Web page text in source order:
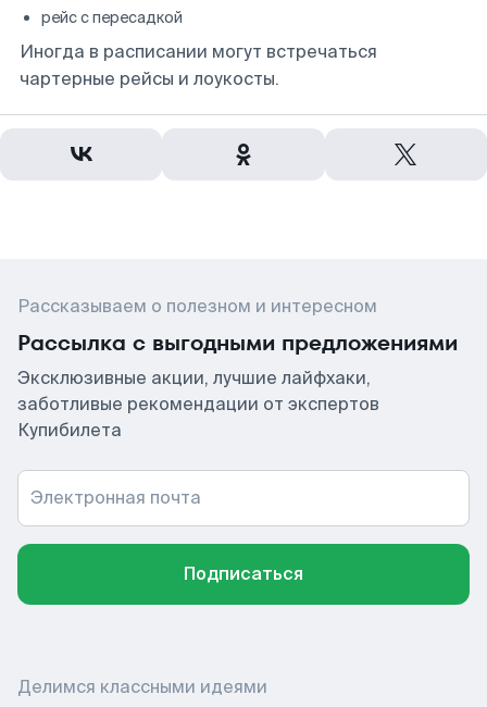
рейс с пересадкой
Иногда в расписании могут встречаться
чартерные рейсы и лоукосты.
Рассказываем о полезном и интересном
Рассылка с выгодными предложениями
Эксклюзивные акции, лучшие лайфхаки,
заботливые рекомендации от экспертов
Купибилета
Электронная почта
Подписаться
Делимся классными идеями